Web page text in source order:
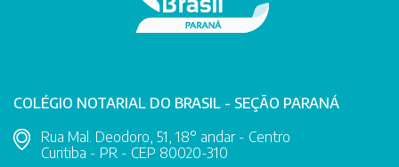
COLÉGIO NOTARIAL DO BRASIL - SEÇÃO PARANÁ
Rua Mal. Deodoro, 51, 18° andar - Centro
Curitiba - PR - CEP 80020-310